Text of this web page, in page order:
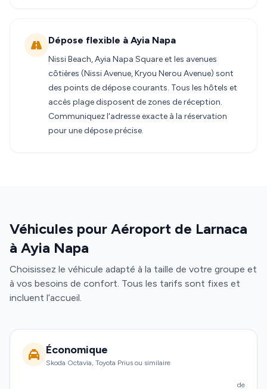
Dépose flexible à Ayia Napa
Nissi Beach, Ayia Napa Square et les avenues
côtières (Nissi Avenue, Kryou Nerou Avenue) sont
des points de dépose courants. Tous les hôtels et
accès plage disposent de zones de réception.
Communiquez l'adresse exacte à la réservation
pour une dépose précise.
Véhicules pour Aéroport de Larnaca
à Ayia Napa
Choisissez le véhicule adapté à la taille de votre groupe et
à vos besoins de confort. Tous les tarifs sont fixes et
incluent l’accueil.
Économique
Skoda Octavia, Toyota Prius ou similaire
de